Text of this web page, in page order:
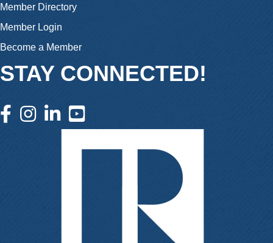
Member Directory
Member Login
Become a Member
STAY CONNECTED!
facebook icon and link
instagram icon and link
linkedin icon and link
youtube icon and link